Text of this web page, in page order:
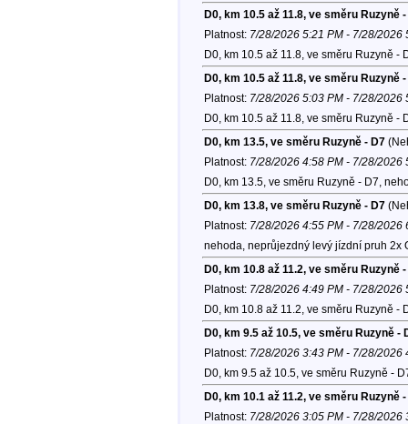
D0, km 10.5 až 11.8, ve směru Ruzyně -
Platnost: 7/28/2026 5:21 PM - 7/28/2026
D0, km 10.5 až 11.8, ve směru Ruzyně -
D0, km 10.5 až 11.8, ve směru Ruzyně -
Platnost: 7/28/2026 5:03 PM - 7/28/2026
D0, km 10.5 až 11.8, ve směru Ruzyně -
D0, km 13.5, ve směru Ruzyně - D7
Platnost: 7/28/2026 4:58 PM - 7/28/2026
D0, km 13.5, ve směru Ruzyně - D7,
D0, km 13.8, ve směru Ruzyně - D7
Platnost: 7/28/2026 4:55 PM - 7/28/2026
nehoda, neprůjezdný levý jízdní pruh 2x
D0, km 10.8 až 11.2, ve směru Ruzyně -
Platnost: 7/28/2026 4:49 PM - 7/28/2026
D0, km 10.8 až 11.2, ve směru Ruzyně -
D0, km 9.5 až 10.5, ve směru Ruzyně -
Platnost: 7/28/2026 3:43 PM - 7/28/2026
D0, km 9.5 až 10.5, ve směru Ruzyně -
D0, km 10.1 až 11.2, ve směru Ruzyně -
Platnost: 7/28/2026 3:05 PM - 7/28/2026